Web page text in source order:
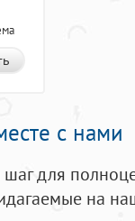
с нами
для
на